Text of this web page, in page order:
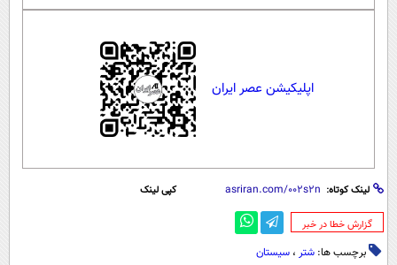
اپلیکیشن عصر ایران
لینک کوتاه: کپی لینک
‌گزارش خطا در خبر
برچسب ها: شتر ، سیستان